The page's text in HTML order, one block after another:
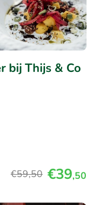
bij Thijs & Co
€59,50 €39,50